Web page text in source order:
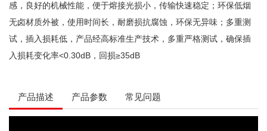
感，良好的机械性能，便于熔接光损小，传输快速稳定；环保低烟
无卤材质外被，使用时间长，耐磨损抗腐蚀，环保无异味；多重测
试，插入损耗低，产品经高标准生产技术，多重严格测试，确保插
入损耗变化率<0.30dB，回损≥35dB
产品描述 产品参数 常见问题